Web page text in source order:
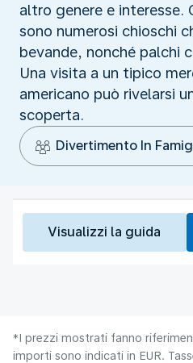
altro genere e interesse.
sono numerosi chioschi
bevande, nonché palchi
Una visita a un tipico
americano può rivelarsi
scoperta.
Divertimento In
Visualizzi la guida
*I prezzi mostrati fanno
importi sono indicati in EUR.